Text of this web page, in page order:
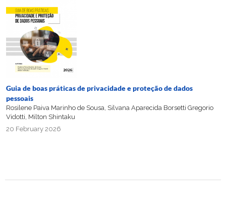
Guia de boas práticas de privacidade e proteção de dados
pessoais
Rosilene Paiva Marinho de Sousa, Silvana Aparecida Borsetti Gregorio
Vidotti, Milton Shintaku
20 February 2026